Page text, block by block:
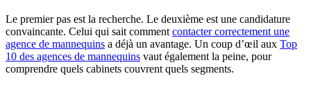
Le premier pas est la recherche. Le deuxième est une candidature
convaincante. Celui qui sait comment contacter correctement une
agence de mannequins a déjà un avantage. Un coup d’œil aux Top
10 des agences de mannequins vaut également la peine, pour
comprendre quels cabinets couvrent quels segments.